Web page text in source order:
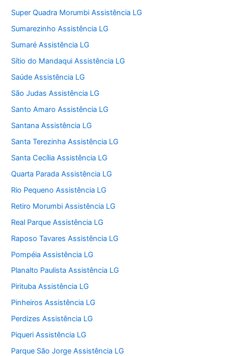
Super Quadra Morumbi Assistência LG
Sumarezinho Assistência LG
Sumaré Assistência LG
Sítio do Mandaqui Assistência LG
Saúde Assistência LG
São Judas Assistência LG
Santo Amaro Assistência LG
Santana Assistência LG
Santa Terezinha Assistência LG
Santa Cecília Assistência LG
Quarta Parada Assistência LG
Rio Pequeno Assistência LG
Retiro Morumbi Assistência LG
Real Parque Assistência LG
Raposo Tavares Assistência LG
Pompéia Assistência LG
Planalto Paulista Assistência LG
Pirituba Assistência LG
Pinheiros Assistência LG
Perdizes Assistência LG
Piqueri Assistência LG
Parque São Jorge Assistência LG